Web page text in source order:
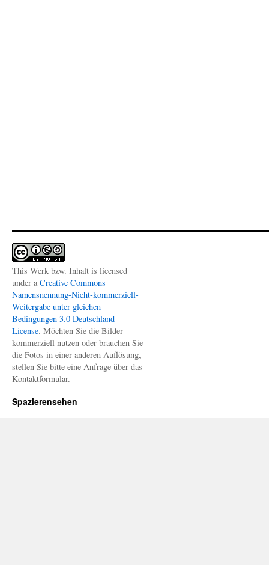
This Werk bzw. Inhalt is licensed
under a Creative Commons
Namensnennung-Nicht-kommerziell-
Weitergabe unter gleichen
Bedingungen 3.0 Deutschland
License. Möchten Sie die Bilder
kommerziell nutzen oder brauchen Sie
die Fotos in einer anderen Auflösung,
stellen Sie bitte eine Anfrage über das
Kontaktformular.
Spazierensehen